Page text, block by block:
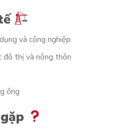
và công nghiệp
thị và nông thôn
ống